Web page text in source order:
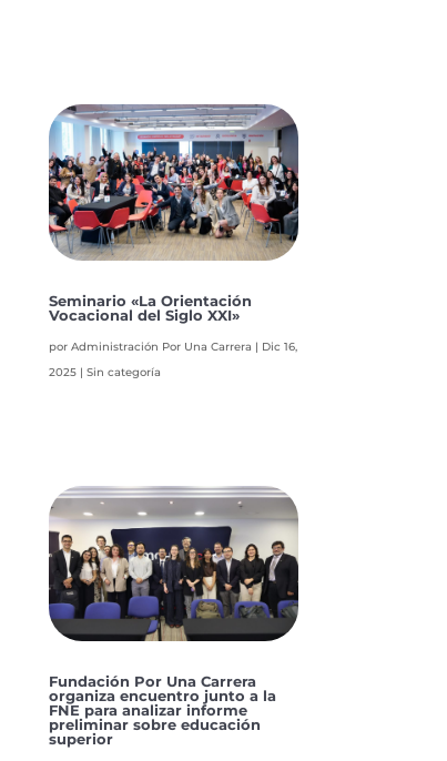
Seminario «La Orientación
Vocacional del Siglo XXI»
porAdministración Por Una Carrera | Dic 16,
2025 |Sin categoría
Fundación Por Una Carrera
organiza encuentro junto a la
FNE para analizar informe
preliminar sobre educación
superior